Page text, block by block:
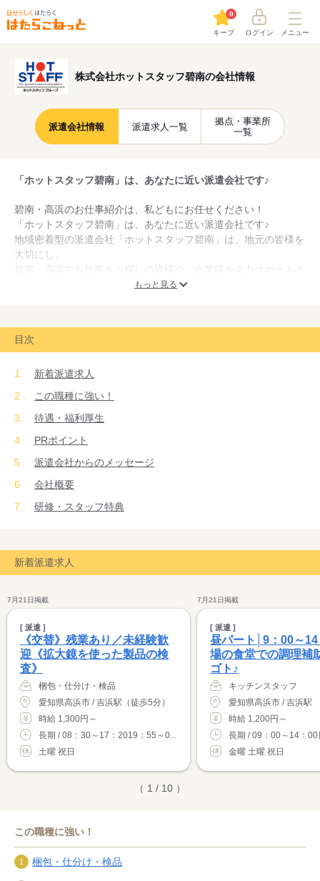
キープ
0
ログイン メニュー
株式会社ホットスタッフ碧南の会社情報
派遣会社情報 派遣求人一覧
拠点・事業所
一覧
「ホットスタッフ碧南」は、あなたに近い派遣会社です♪
碧南・高浜のお仕事紹介は、私どもにお任せください！
「ホットスタッフ碧南」は、あなたに近い派遣会社です♪
地域密着型の派遣会社「ホットスタッフ碧南」は、地元の皆様を
大切にし、
碧南・高浜でお仕事をお探しの皆様や、企業様を全力サポートさ
まずは、お気楽にお問合せください。笑顔でお待ちしております
♪
もっと見る
目次
新着派遣求人
この職種に強い！
待遇・福利厚生
PRポイント
派遣会社からのメッセージ
会社概要
研修・スタッフ特典
新着派遣求人
7月21日掲載
[ 派遣 ]
《交替》残業あり／未経験歓
迎《拡大鏡を使った製品の検
査》
梱包・仕分け・検品
愛知県高浜市 / 吉浜駅（徒歩5分）
時給 1,300円～
長期 / 08：30～17：2019：55～0...
土曜 祝日
7月21日掲載
[ 派遣 ]
昼パート│9：00～
場の食堂での調理補
ゴト♪
キッチンスタッフ
愛知県高浜市 / 吉浜駅
時給 1,200円～
長期 / 09：00～14：00
金曜 土曜 祝日
（ 1 / 10 ）
この職種に強い！
梱包・仕分け・検品